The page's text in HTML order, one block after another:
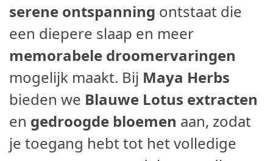
serene ontspanning ontstaat die
een diepere slaap en meer
memorabele droomervaringen
mogelijk maakt. Bij Maya Herbs
bieden we Blauwe Lotus extracten
en gedroogde bloemen aan, zodat
je toegang hebt tot het volledige